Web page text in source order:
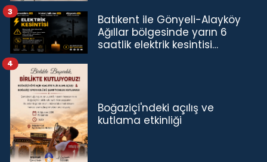
Batıkent ile Gönyeli-Alayköy
Ağıllar bölgesinde yarın 6
saatlik elektrik kesintisi…
3
Boğaziçi'ndeki açılış ve
kutlama etkinliği
4